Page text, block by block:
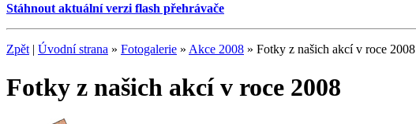
Stáhnout aktuální verzi flash přehrávače
Zpět | Úvodní strana » Fotogalerie » Akce 2008 » Fotky z našich akcí v roce 2008
Fotky z našich akcí v roce 2008